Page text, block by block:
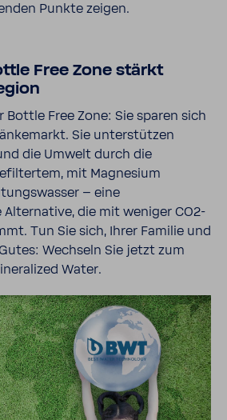
Punkte zeigen.
Free Zone stärkt
Bottle Free Zone: Sie sparen sich
Sie unterstützen
die Umwelt durch die
mit Magnesium
– eine
die mit weniger CO2-
Tun Sie sich, Ihrer Familie und
Wechseln Sie jetzt zum
Water.